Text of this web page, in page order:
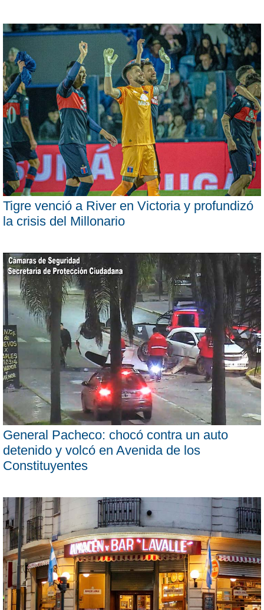
Tigre venció a River en Victoria y profundizó
la crisis del Millonario
General Pacheco: chocó contra un auto
detenido y volcó en Avenida de los
Constituyentes